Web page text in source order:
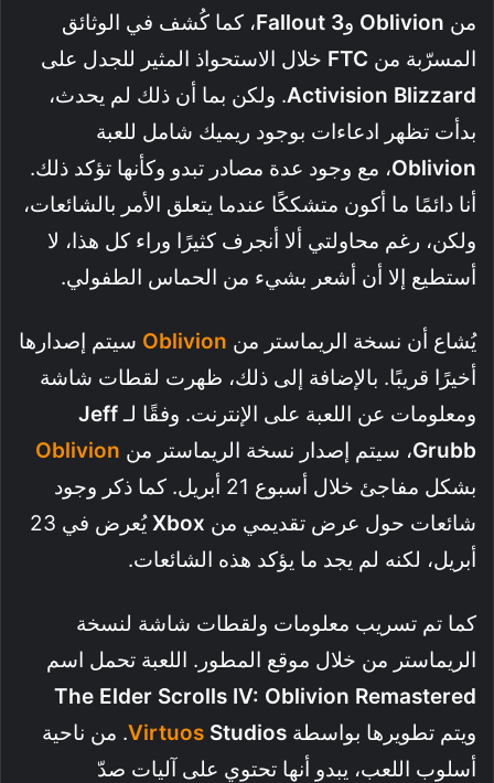
من Oblivion وFallout 3، كما كُشف في الوثائق
المسرّبة من FTC خلال الاستحواذ المثير للجدل على
Activision Blizzard. ولكن بما أن ذلك لم يحدث،
بدأت تظهر ادعاءات بوجود ريميك شامل للعبة
Oblivion، مع وجود عدة مصادر تبدو وكأنها تؤكد ذلك.
أنا دائمًا ما أكون متشككًا عندما يتعلق الأمر بالشائعات،
ولكن، رغم محاولتي ألا أنجرف كثيرًا وراء كل هذا، لا
أستطيع إلا أن أشعر بشيء من الحماس الطفولي.
يُشاع أن نسخة الريماستر من Oblivion سيتم إصدارها
أخيرًا قريبًا. بالإضافة إلى ذلك، ظهرت لقطات شاشة
ومعلومات عن اللعبة على الإنترنت. وفقًا لـJeff
Grubb، سيتم إصدار نسخة الريماستر من Oblivion
بشكل مفاجئ خلال أسبوع 21 أبريل. كما ذكر وجود
شائعات حول عرض تقديمي من Xbox
يُعرض في 23
أبريل، لكنه لم يجد ما يؤكد هذه الشائعات.
كما تم تسريب معلومات ولقطات شاشة لنسخة
الريماستر من خلال موقع المطور. اللعبة تحمل اسم
The Elder Scrolls IV: Oblivion Remastered
ويتم تطويرها بواسطة
Virtuos Studios
. من ناحية
أسلوب اللعب، يبدو أنها تحتوي على آليات صدّ